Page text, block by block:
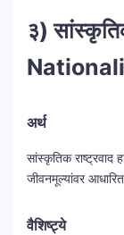
३)
अर्थ
सांस्कृतिक राष्ट्रवाद
जीवनमूल्यांवर
वैशिष्ट्ये